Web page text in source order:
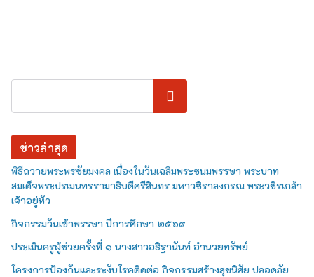
ค้นหา
ข่าวล่าสุด
พิธีถวายพระพรชัยมงคล เนื่องในวันเฉลิมพระชนมพรรษา พระบาท
สมเด็จพระปรเมนทรรามาธิบดีศรีสินทร มหาวชิราลงกรณ พระวชิรเกล้า
เจ้าอยู่หัว
กิจกรรมวันเข้าพรรษา ปีการศึกษา ๒๕๖๙
ประเมินครูผู้ช่วยครั้งที่ ๑ นางสาวอธิฐานันท์ อำนวยทรัพย์
โครงการป้องกันและระงับโรคติดต่อ กิจกรรมสร้างสุขนิสัย ปลอดภัย